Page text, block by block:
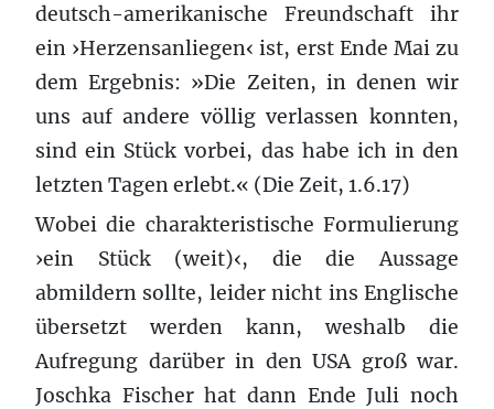
deutsch-amerikanische Freundschaft ihr
ein ›Herzensanliegen‹ ist, erst Ende Mai zu
dem Ergebnis: »Die Zeiten, in denen wir
uns auf andere völlig verlassen konnten,
sind ein Stück vorbei, das habe ich in den
letzten Tagen erlebt.« (Die Zeit, 1.6.17)
Wobei die charakteristische Formulierung
›ein Stück (weit)‹, die die Aussage
abmildern sollte, leider nicht ins Englische
übersetzt werden kann, weshalb die
Aufregung darüber in den USA groß war.
Joschka Fischer hat dann Ende Juli noch